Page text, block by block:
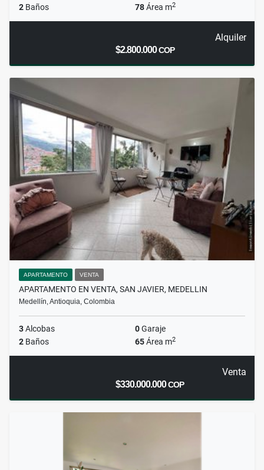
2 Baños 78Área m2
Alquiler
$2.800.000COP
APARTAMENTO VENTA
APARTAMENTO EN VENTA, SAN JAVIER, MEDELLIN
Medellín, Antioquia, Colombia
3Alcobas 0Garaje
2 Baños 65Área m2
Venta
$330.000.000COP